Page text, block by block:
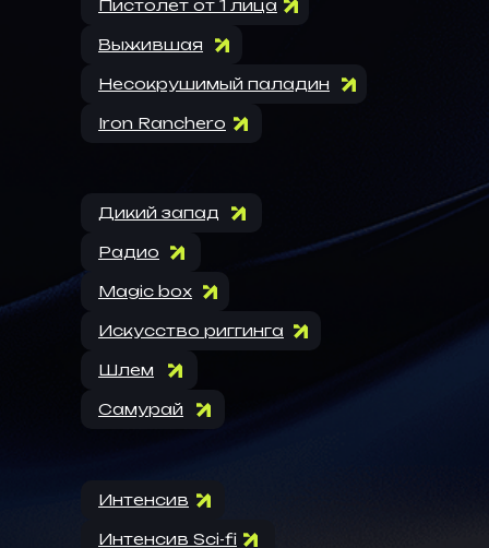
Пистолет от 1 лица
Выжившая
Несокрушимый паладин
Iron Ranchero
Дикий запад
Радио
Magic box
Искусство риггинга
Шлем
Самурай
Интенсив
Интенсив Sci-fi